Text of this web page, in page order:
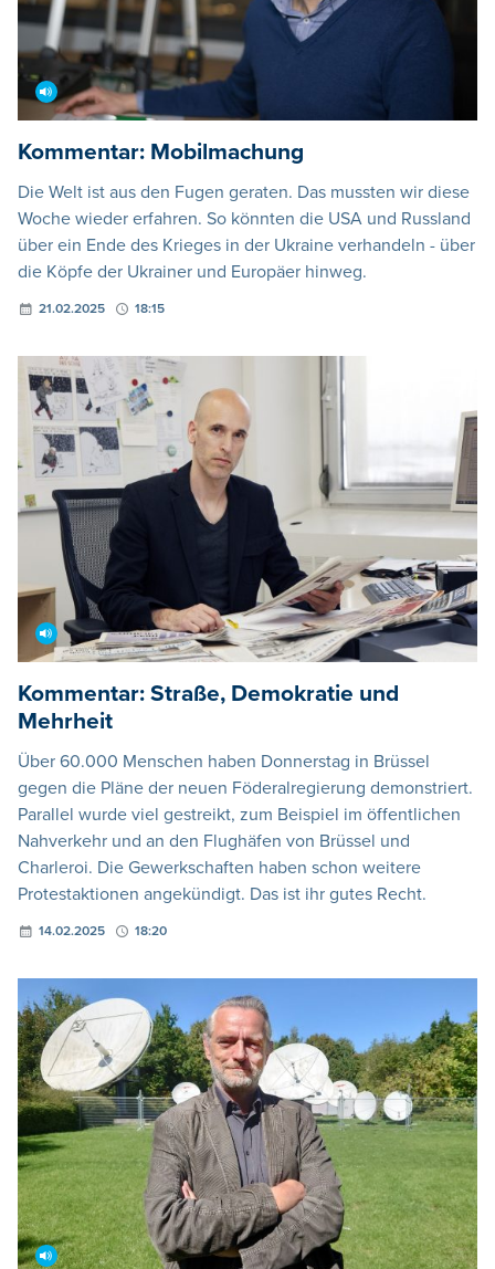
Kommentar: Mobilmachung
Die Welt ist aus den Fugen geraten. Das mussten wir diese
Woche wieder erfahren. So könnten die USA und Russland
über ein Ende des Krieges in der Ukraine verhandeln - über
die Köpfe der Ukrainer und Europäer hinweg.
21.02.2025 18:15
Kommentar: Straße, Demokratie und
Mehrheit
Über 60.000 Menschen haben Donnerstag in Brüssel
gegen die Pläne der neuen Föderalregierung demonstriert.
Parallel wurde viel gestreikt, zum Beispiel im öffentlichen
Nahverkehr und an den Flughäfen von Brüssel und
Charleroi. Die Gewerkschaften haben schon weitere
Protestaktionen angekündigt. Das ist ihr gutes Recht.
14.02.2025 18:20